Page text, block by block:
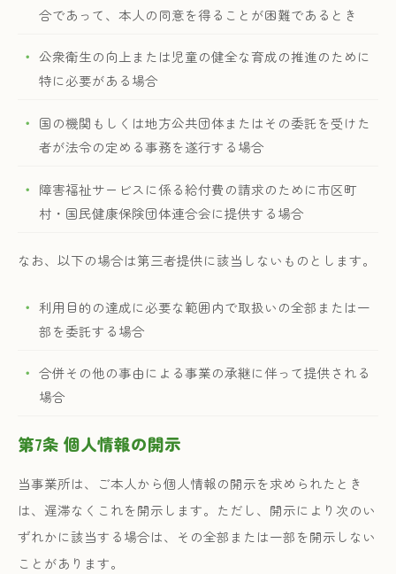
合であって、本人の同意を得ることが困難であるとき
公衆衛生の向上または児童の健全な育成の推進のために
特に必要がある場合
国の機関もしくは地方公共団体またはその委託を受けた
者が法令の定める事務を遂行する場合
障害福祉サービスに係る給付費の請求のために市区町
村・国民健康保険団体連合会に提供する場合
なお、以下の場合は第三者提供に該当しないものとします。
利用目的の達成に必要な範囲内で取扱いの全部または一
部を委託する場合
合併その他の事由による事業の承継に伴って提供される
場合
第7条 個人情報の開示
当事業所は、ご本人から個人情報の開示を求められたとき
は、遅滞なくこれを開示します。ただし、開示により次のい
ずれかに該当する場合は、その全部または一部を開示しない
ことがあります。